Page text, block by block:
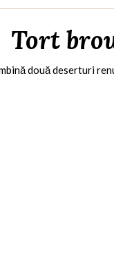
Tort
două deserturi